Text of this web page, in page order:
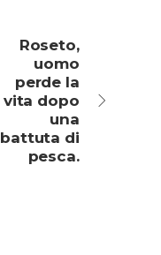
Roseto,
uomo
perde la
vita dopo
una
battuta di
pesca.